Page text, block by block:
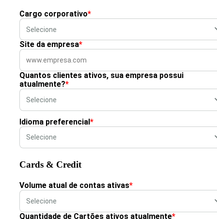
Cargo corporativo*
Site da empresa*
Quantos clientes ativos, sua empresa possui
atualmente?*
Idioma preferencial*
Cards & Credit
Volume atual de contas ativas*
Quantidade de Cartões ativos atualmente*